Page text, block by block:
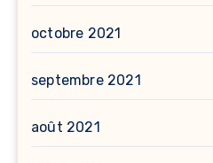
octobre 2021
septembre 2021
août 2021